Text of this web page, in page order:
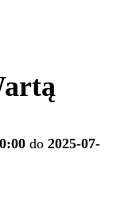
do 2025-07-